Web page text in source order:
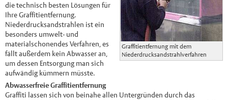
Graffitientfernung mit dem
Niederdrucksandstrahlverfahren
die technisch besten Lösungen für
Ihre Graffitientfernung.
Niederdrucksandstrahlen ist ein
besonders umwelt- und
materialschonendes Verfahren, es
fällt außerdem kein Abwasser an,
um dessen Entsorgung man sich
aufwändig kümmern müsste.
Abwasserfreie Graffitientfernung
Graffiti lassen sich von beinahe allen Untergründen durch das